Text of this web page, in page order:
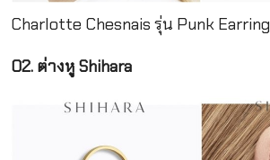
Charlotte Chesnais รุ่น Punk Earring
02. ต่างหู Shihara